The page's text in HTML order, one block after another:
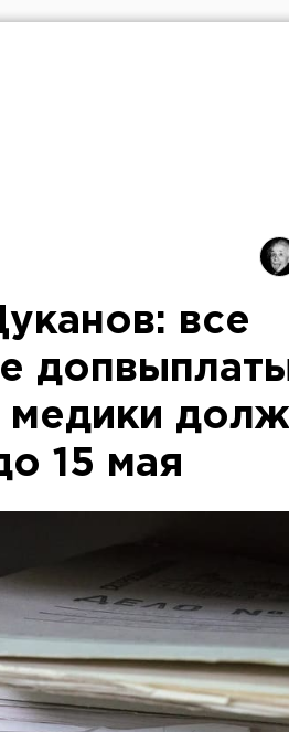
все
медики
15 мая